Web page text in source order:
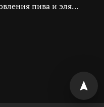
пива и эля…